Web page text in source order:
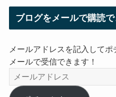
ブログをメールで購読
メールアドレスを記入して
メールで受信できます！
メ
ー